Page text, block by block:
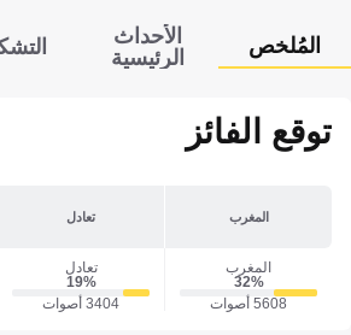
المُلخص
الأحداث
الرئيسية
توقع الفائز
المغرب تعادل
المغرب
32‎%‎
5608 أصوات
تعادل
19‎%‎
3404 أصوات